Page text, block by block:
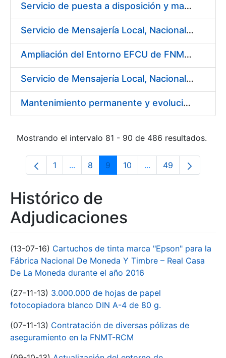
Servicio de puesta a disposición y mantenimiento de contenedores higiénicos, bacteriostáticos, ambientadores, columnas eliminadoras de olores y alfombras antideslizantes para la FNMT-RCM
Servicio de Mensajería Local, Nacional e Internacional que pueda necesitar la Fábrica Nacional de Moneda y Timbre - Real Casa de la Moneda
Ampliación del Entorno EFCU de FNMT-RCM
Servicio de Mensajería Local, Nacional e Internacional para la FNMT-RCM
Mantenimiento permanente y evolución del sistema de notificaciones y comunicaciones electrónicas
Mostrando el intervalo 81 - 90 de 486 resultados.
Página
1 ...Páginas intermedias Use TAB para
Página
8 Página
9 Página
10 ...PáginasPágina
49
Histórico de
Adjudicaciones
(13-07-16) Cartuchos de tinta marca "Epson" para la
Fábrica Nacional De Moneda Y Timbre – Real Casa
De La Moneda durante el año 2016
(27-11-13) 3.000.000 de hojas de papel
fotocopiadora blanco DIN A-4 de 80 g.
(07-11-13) Contratación de diversas pólizas de
aseguramiento en la FNMT-RCM